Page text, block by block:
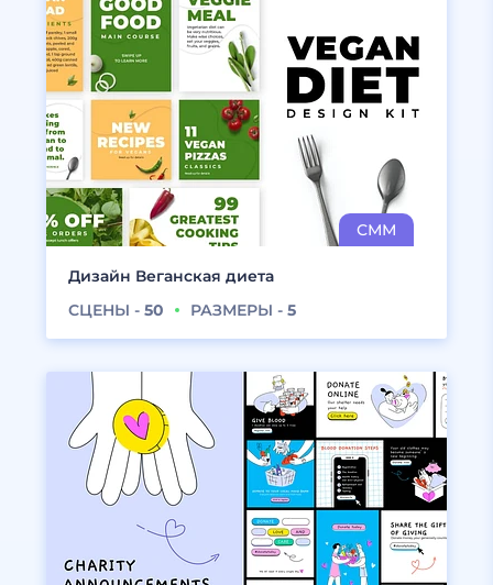
Дизайн Веганская диета
СЦЕНЫ - 50 РАЗМЕРЫ - 5